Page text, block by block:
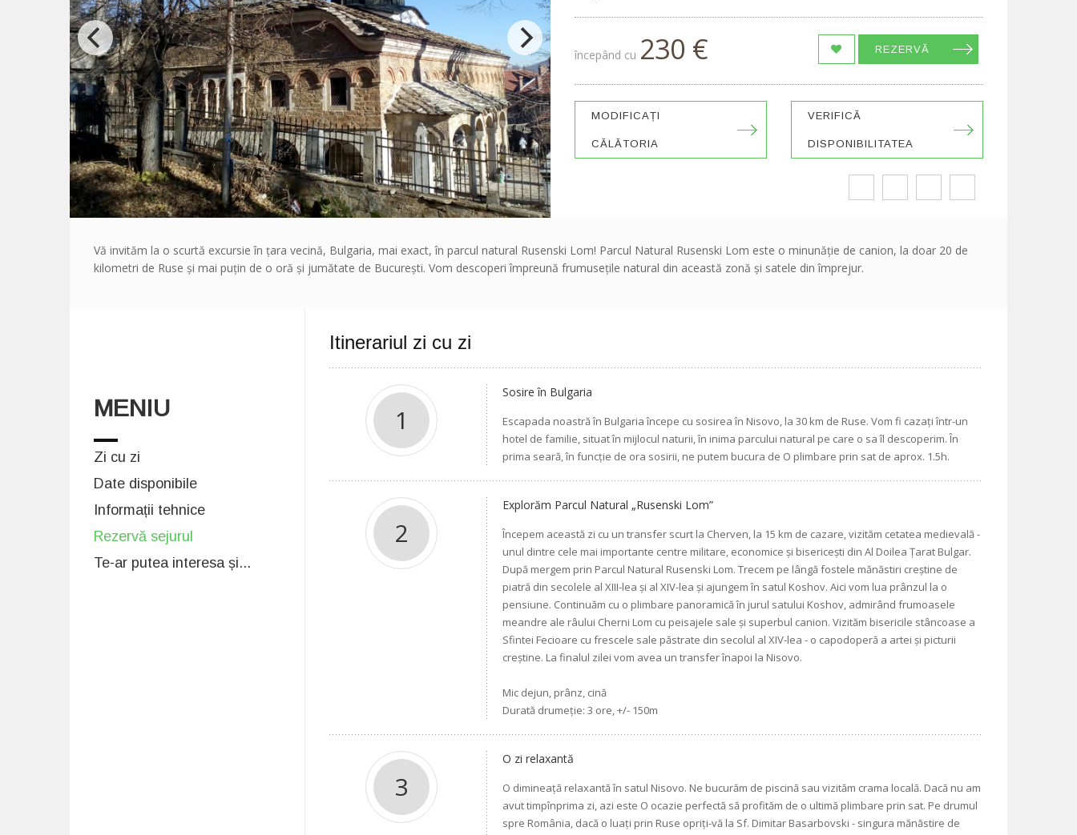
începând cu 230 € REZERVĂ
MODIFICAȚI
CĂLĂTORIA
VERIFICĂ
DISPONIBILITATEA
Vă invităm la o scurtă excursie în țara vecină, Bulgaria, mai exact, în parcul natural Rusenski Lom! Parcul Natural Rusenski Lom este o minunăție de canion, la doar 20 de
kilometri de Ruse și mai puțin de o oră și jumătate de București. Vom descoperi împreună frumusețile natural din această zonă și satele din împrejur.
MENIU
Zi cu zi
Date disponibile
Informații tehnice
Rezervă sejurul
Te-ar putea interesa și...
Itinerariul zi cu zi
1
Sosire în Bulgaria
Escapada noastră în Bulgaria începe cu sosirea în Nisovo, la 30 km de Ruse. Vom fi cazați într-un
hotel de familie, situat în mijlocul naturii, în inima parcului natural pe care o sa îl descoperim. În
prima seară, în funcție de ora sosirii, ne putem bucura de O plimbare prin sat de aprox. 1.5h.
2
Explorăm Parcul Natural „Rusenski Lom”
Începem această zi cu un transfer scurt la Cherven, la 15 km de cazare, vizităm cetatea medievală -
unul dintre cele mai importante centre militare, economice şi bisericești din Al Doilea Ţarat Bulgar.
După mergem prin Parcul Natural Rusenski Lom. Trecem pe lângă fostele mănăstiri creștine de
piatră din secolele al XIII-lea și al XIV-lea și ajungem în satul Koshov. Aici vom lua prânzul la o
pensiune. Continuăm cu o plimbare panoramică în jurul satului Koshov, admirând frumoasele
meandre ale râului Cherni Lom cu peisajele sale și superbul canion. Vizităm bisericile stâncoase a
Sfintei Fecioare cu frescele sale păstrate din secolul al XIV-lea - o capodoperă a artei și picturii
creștine. La finalul zilei vom avea un transfer înapoi la Nisovo.
Mic dejun, prânz, cină
Durată drumeție: 3 ore, +/- 150m
3
O zi relaxantă
O dimineață relaxantă în satul Nisovo. Ne bucurăm de piscină sau vizităm crama locală. Dacă nu am
avut timpînprima zi, azi este O ocazie perfectă să profităm de o ultimă plimbare prin sat. Pe drumul
spre România, dacă o luați prin Ruse opriți-vă la Sf. Dimitar Basarbovski - singura mănăstire de